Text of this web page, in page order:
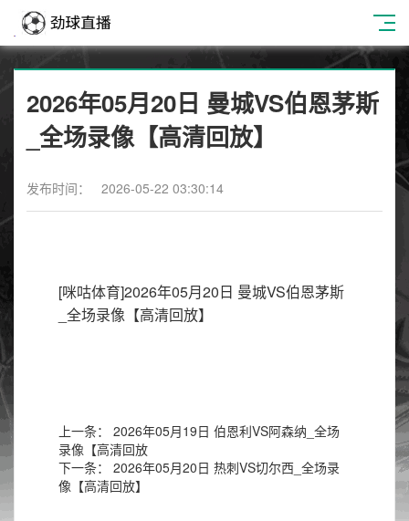
2026年05月20日 曼城VS伯恩茅斯
_全场录像【高清回放】
发布时间： 2026-05-22 03:30:14
[咪咕体育]2026年05月20日 曼城VS伯恩茅斯
_全场录像【高清回放】
上一条：
2026年05月19日 伯恩利VS阿森纳_全场
录像【高清回放
下一条：
2026年05月20日 热刺VS切尔西_全场录
像【高清回放】